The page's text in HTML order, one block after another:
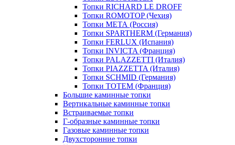
Топки RICHARD LE DROFF
Топки ROMOTOP (Чехия)
Топки МЕТА (Россия)
Топки SPARTHERM (Германия)
Топки FERLUX (Испания)
Топки INVICTA (Франция)
Топки PALAZZETTI (Италия)
Топки PIAZZETTA (Италия)
Топки SCHMID (Германия)
Топки TOTEM (Франция)
Большие каминные топки
Вертикальные каминные топки
Встраиваемые топки
Г-образные каминные топки
Газовые каминные топки
Двухсторонние топки